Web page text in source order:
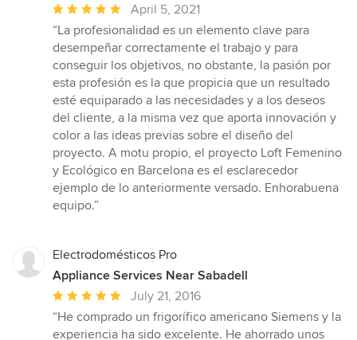
Average
rating:
5
out
of
5
stars
April 5, 2021
“La profesionalidad es un elemento clave para
desempeñar correctamente el trabajo y para
conseguir los objetivos, no obstante, la pasión por
esta profesión es la que propicia que un resultado
esté equiparado a las necesidades y a los deseos
del cliente, a la misma vez que aporta innovación y
color a las ideas previas sobre el diseño del
proyecto. A motu propio, el proyecto Loft Femenino
y Ecológico en Barcelona es el esclarecedor
ejemplo de lo anteriormente versado. Enhorabuena
equipo.”
Electrodomésticos Pro
Appliance Services Near Sabadell
Average
rating:
5
July 21, 2016
“He comprado un frigorífico americano Siemens y la
experiencia ha sido excelente. He ahorrado unos